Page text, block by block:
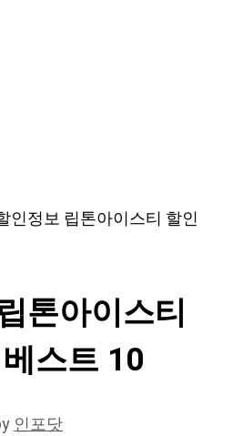
인정보 립톤아이스티 할인
톤아이스티
스트 10
인포닷